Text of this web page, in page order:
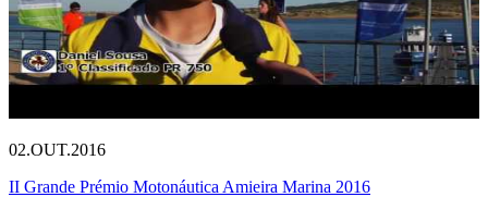
02.OUT.2016
II Grande Prémio Motonáutica Amieira Marina 2016